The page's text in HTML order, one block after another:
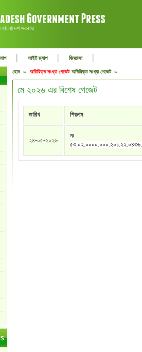
বাংলাদেশ সরকার
| সাইট ম্যাপ | জিজ্ঞাসা |
হোম » অতিরিক্ত সংখ্যা গেজেট অতিরিক্ত সংখ্যা গেজেট »
মে ২০২৬ এর বিশেষ গেজেট
তারিখ শিরনাম
২৪-০৫-২০২৬
নং